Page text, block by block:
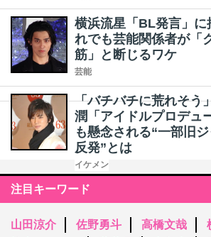
横浜流星「BL発言」に
れでも芸能関係者が「
筋」と断じるワケ
芸能
「バチバチに荒れそう
潤「アイドルプロデュ
も懸念される“一部旧
反発”とは
イケメン
注目キーワード
山田涼介 佐野勇斗 高橋文哉